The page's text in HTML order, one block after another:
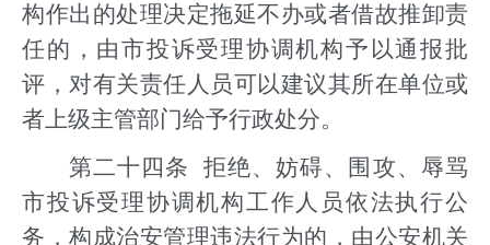
构作出的处理决定拖延不办或者借故推卸责
任的，由市投诉受理协调机构予以通报批
评，对有关责任人员可以建议其所在单位或
者上级主管部门给予行政处分。
第二十四条 拒绝、妨碍、围攻、辱骂
市投诉受理协调机构工作人员依法执行公
务，构成治安管理违法行为的，由公安机关